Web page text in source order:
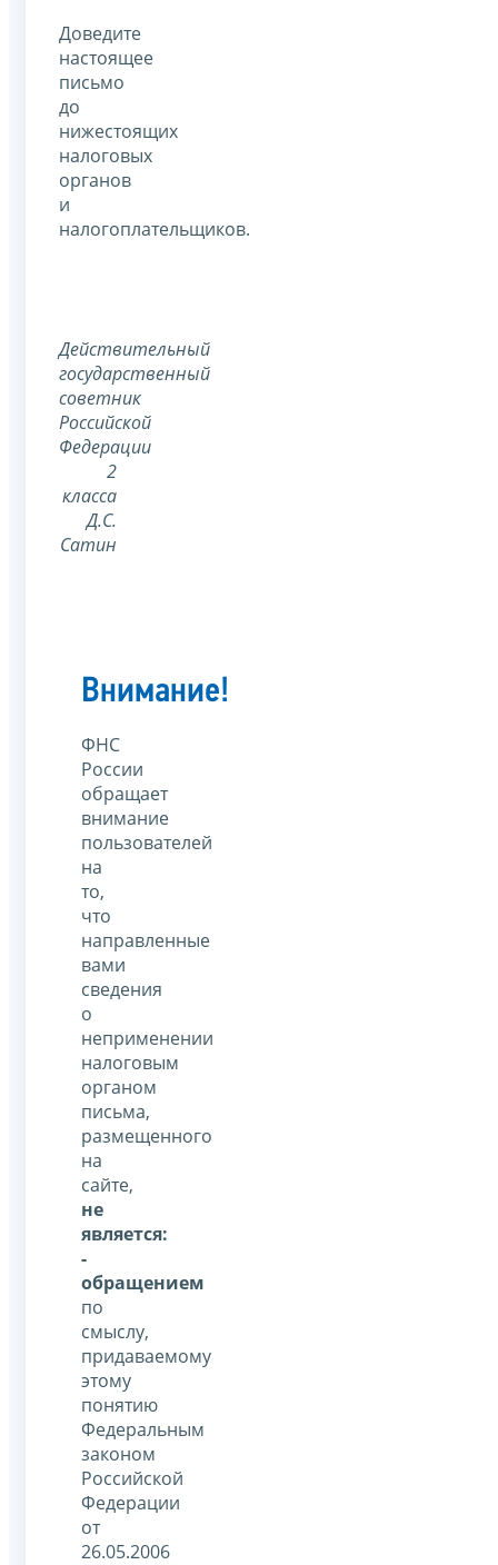
Доведите
настоящее
письмо
до
нижестоящих
налоговых
органов
и
налогоплательщиков.
Действительный
государственный
советник
Российской
Федерации
2
класса
Д.С.
Сатин
Внимание!
ФНС
России
обращает
внимание
пользователей
на
то,
что
направленные
вами
сведения
о
неприменении
налоговым
органом
письма,
размещенного
на
сайте,
не
является:
-
обращением
по
смыслу,
придаваемому
этому
понятию
Федеральным
законом
Российской
Федерации
от
26.05.2006